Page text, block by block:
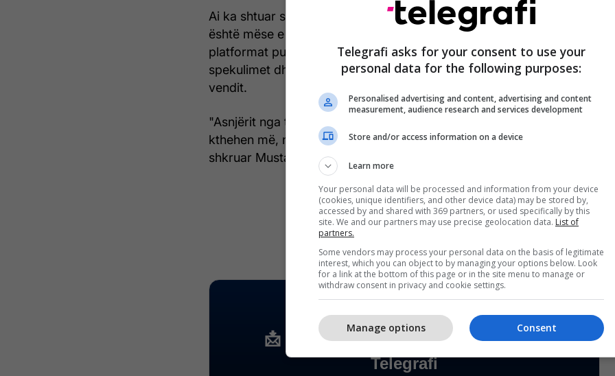
Ai ka shtuar se në rrethana të jashtëzakonshme siç jemi ne sot,
është mëse e nevojshme që të tillët të menjanohen nga mediat dhe
platformat publike, dhe në këtë mënyrë të evitohen dëmet nga
spekulimet dhe lufta hibride ruso-sërbe që mund t’i shkaktohen
vendit.
"Asnjërit nga të tillët nuk mbajnë barrë për ata që ikën dhe nuk
kthehen më, ndihuni të sigurt në vendin tuaj, tani të PAVARUR!", ka
shkruar Mustafa. /Telegrafi/
Telegrafi asks for your consent to use your
personal data for the following purposes:
Personalised advertising and content, advertising and content
measurement, audience research and services development
Store and/or access information on a device
Learn more
Your personal data will be processed and information from your device
(cookies, unique identifiers, and other device data) may be stored by,
accessed by and shared with 369 partners, or used specifically by this
site. We and our partners may use precise geolocation data. List of
partners.
Some vendors may process your personal data on the basis of legitimate
interest, which you can object to by managing your options below. Look
for a link at the bottom of this page or in the site menu to manage or
withdraw consent in privacy and cookie settings.
Consent
Manage options